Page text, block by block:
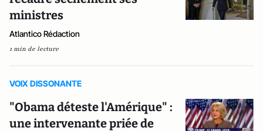
ministres
Atlantico Rédaction
1 min de lecture
VOIX DISSONANTE
"Obama déteste l'Amérique" :
une intervenante priée de